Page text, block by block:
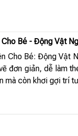
Bé - Động Vật
Cho Bé: Động Vật
đơn giản, dễ làm
mà còn khơi gợi trí